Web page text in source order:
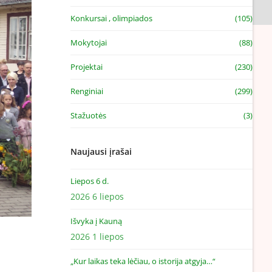
Konkursai , olimpiados (105)
Mokytojai (88)
Projektai (230)
Renginiai (299)
Stažuotės (3)
Naujausi įrašai
Liepos 6 d.
2026 6 liepos
Išvyka į Kauną
2026 1 liepos
„Kur laikas teka lėčiau, o istorija atgyja…“